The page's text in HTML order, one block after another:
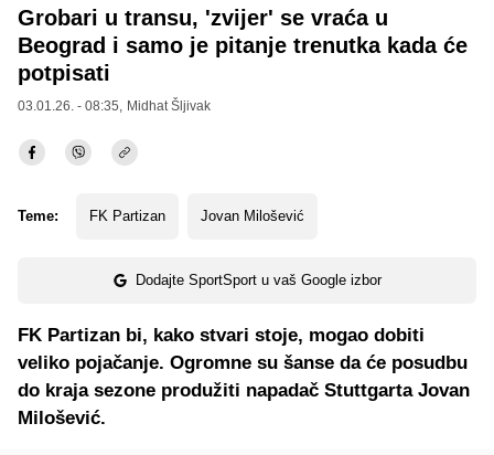
Grobari u transu, 'zvijer' se vraća u
Beograd i samo je pitanje trenutka kada će
potpisati
03.01.26. - 08:35, Midhat Šljivak
Teme: FK Partizan Jovan Milošević
Dodajte SportSport u vaš Google izbor
FK Partizan bi, kako stvari stoje, mogao dobiti
veliko pojačanje. Ogromne su šanse da će posudbu
do kraja sezone produžiti napadač Stuttgarta Jovan
Milošević.